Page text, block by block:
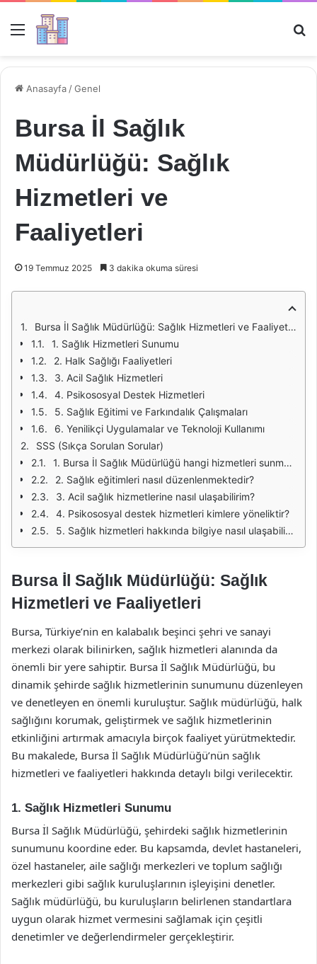
Menü
Anasayfa /Genel
Bursa İl Sağlık
Müdürlüğü: Sağlık
Hizmetleri ve
Faaliyetleri
19 Temmuz 2025 3 dakika okuma süresi
Bursa İl Sağlık Müdürlüğü: Sağlık Hizmetleri ve Faaliyetleri
1. Sağlık Hizmetleri Sunumu
2. Halk Sağlığı Faaliyetleri
3. Acil Sağlık Hizmetleri
4. Psikososyal Destek Hizmetleri
5. Sağlık Eğitimi ve Farkındalık Çalışmaları
6. Yenilikçi Uygulamalar ve Teknoloji Kullanımı
SSS (Sıkça Sorulan Sorular)
1. Bursa İl Sağlık Müdürlüğü hangi hizmetleri sunmaktadır?
2. Sağlık eğitimleri nasıl düzenlenmektedir?
3. Acil sağlık hizmetlerine nasıl ulaşabilirim?
4. Psikososyal destek hizmetleri kimlere yöneliktir?
5. Sağlık hizmetleri hakkında bilgiye nasıl ulaşabilirim?
Bursa İl Sağlık Müdürlüğü: Sağlık
Hizmetleri ve Faaliyetleri
Bursa, Türkiye’nin en kalabalık beşinci şehri ve sanayi
merkezi olarak bilinirken, sağlık hizmetleri alanında da
önemli bir yere sahiptir. Bursa İl Sağlık Müdürlüğü, bu
dinamik şehirde sağlık hizmetlerinin sunumunu düzenleyen
ve denetleyen en önemli kuruluştur. Sağlık müdürlüğü, halk
sağlığını korumak, geliştirmek ve sağlık hizmetlerinin
etkinliğini artırmak amacıyla birçok faaliyet yürütmektedir.
Bu makalede, Bursa İl Sağlık Müdürlüğü’nün sağlık
hizmetleri ve faaliyetleri hakkında detaylı bilgi verilecektir.
1. Sağlık Hizmetleri Sunumu
Bursa İl Sağlık Müdürlüğü, şehirdeki sağlık hizmetlerinin
sunumunu koordine eder. Bu kapsamda, devlet hastaneleri,
özel hastaneler, aile sağlığı merkezleri ve toplum sağlığı
merkezleri gibi sağlık kuruluşlarının işleyişini denetler.
Sağlık müdürlüğü, bu kuruluşların belirlenen standartlara
uygun olarak hizmet vermesini sağlamak için çeşitli
denetimler ve değerlendirmeler gerçekleştirir.